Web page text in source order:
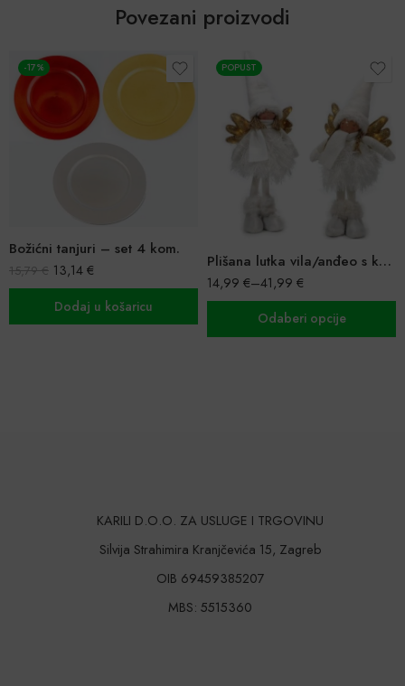
Povezani proizvodi
-17%
Božićni tanjuri – set 4 kom.
15,79€ 13,14€
Dodaj u košaricu
POPUST
Plišana lutka vila/anđeo s kapom i haljinom
14,99 €–41,99 €
Odaberi opcije
KARILI D.O.O. ZA USLUGE I TRGOVINU
Silvija Strahimira Kranjčevića 15, Zagreb
OIB 69459385207
MBS: 5515360